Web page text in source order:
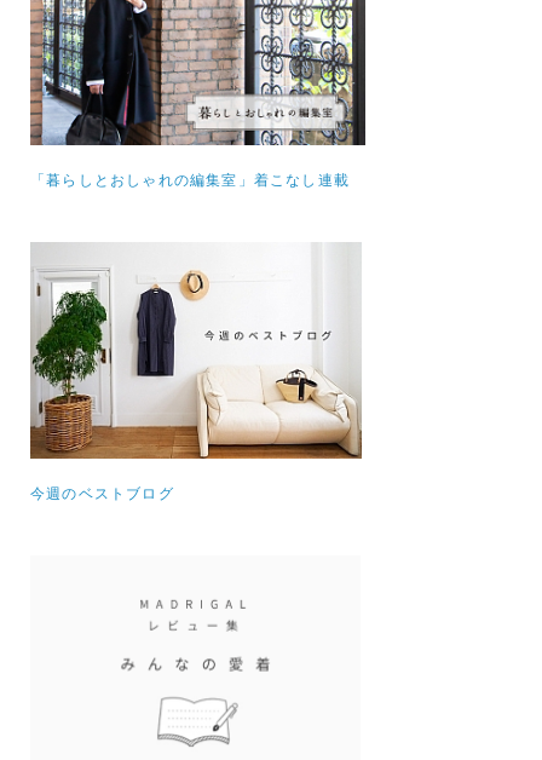
「暮らしとおしゃれの編集室」着こなし連載
今週のベストブログ